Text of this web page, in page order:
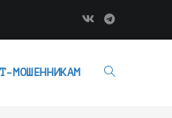
МОШЕННИКАМ